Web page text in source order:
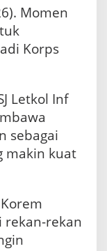
Momen
Korps
Letkol Inf
sebagai
makin kuat
rekan-rekan